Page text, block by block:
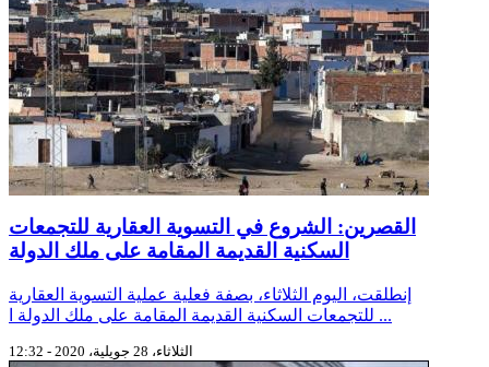
القصرين: الشروع في التسوية العقارية للتجمعات
السكنية القديمة المقامة على ملك الدولة
إنطلقت، اليوم الثلاثاء، بصفة فعلية عملية التسوية العقارية
للتجمعات السكنية القديمة المقامة على ملك الدولة ا ...
الثلاثاء، 28 جويلية، 2020 - 12:32